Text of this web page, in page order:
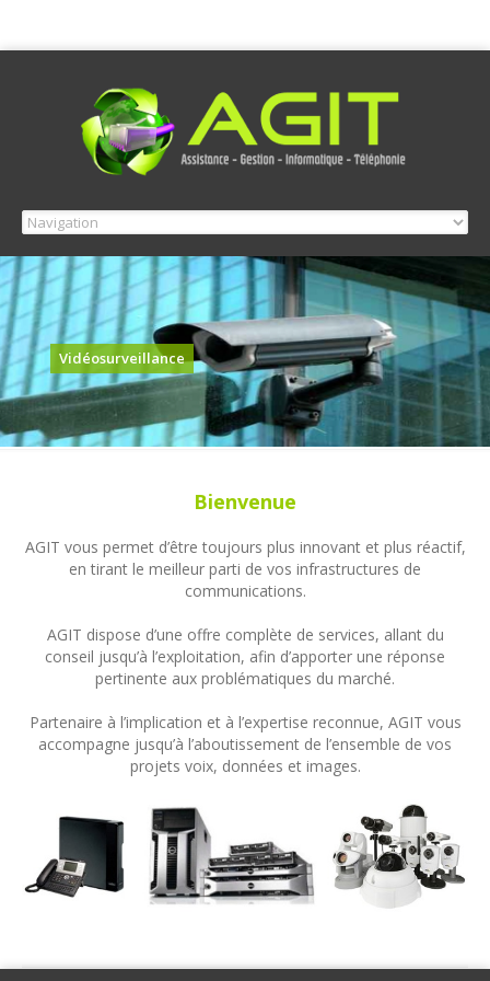
Vidéosurveillance
Bienvenue
AGIT vous permet d’être toujours plus innovant et plus réactif,
en tirant le meilleur parti de vos infrastructures de
communications.
AGIT dispose d’une offre complète de services, allant du
conseil jusqu’à l’exploitation, afin d’apporter une réponse
pertinente aux problématiques du marché.
Partenaire à l’implication et à l’expertise reconnue, AGIT vous
accompagne jusqu’à l’aboutissement de l’ensemble de vos
projets voix, données et images.